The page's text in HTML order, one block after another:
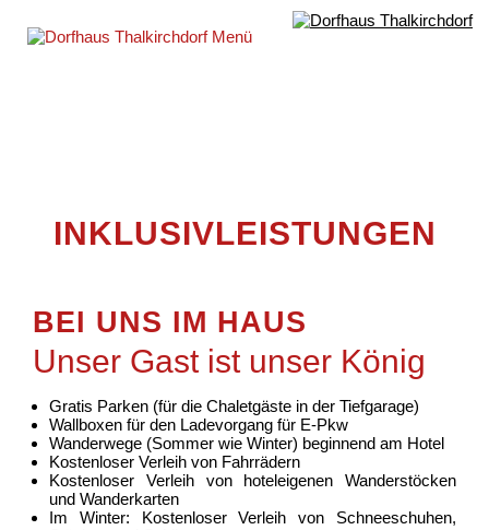
INKLUSIVLEISTUNGEN
BEI UNS IM HAUS
Unser Gast ist unser König
Gratis Parken (für die Chaletgäste in der Tiefgarage)
Wallboxen für den Ladevorgang für E-Pkw
Wanderwege (Sommer wie Winter) beginnend am Hotel
Kostenloser Verleih von Fahrrädern
Kostenloser Verleih von hoteleigenen Wanderstöcken
und Wanderkarten
Im Winter: Kostenloser Verleih von Schneeschuhen,